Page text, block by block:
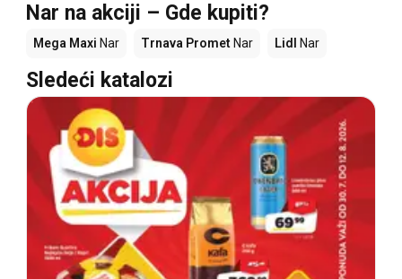
Nar na akciji – Gde kupiti?
Mega Maxi Nar Trnava Promet Nar Lidl Nar
Sledeći katalozi